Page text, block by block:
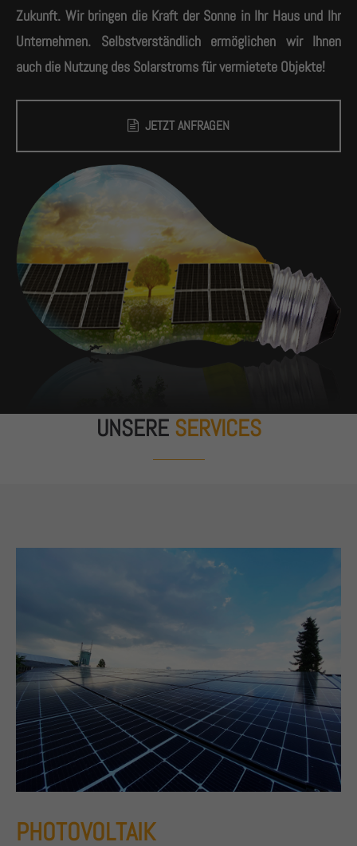
Zukunft. Wir bringen die Kraft der Sonne in Ihr Haus und Ihr
Unternehmen. Selbstverständlich ermöglichen wir Ihnen
auch die Nutzung des Solarstroms für vermietete Objekte!
JETZT ANFRAGEN
UNSERE SERVICES
PHOTOVOLTAIK